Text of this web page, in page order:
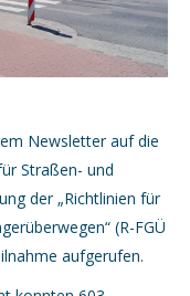
Newsletter auf die
Straßen- und
der „Richtlinien für
(R-FGÜ
aufgerufen.